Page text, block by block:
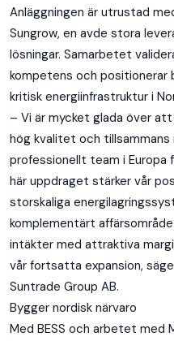
Anläggningen är utrustad
Sungrow, en avde stora
lösningar. Samarbetet
kompetens och
kritisk energiinfrastruktur i
– Vi är mycket glada över
hög kvalitet och
professionellt team i Europa
här uppdraget stärker vår
storskaliga
komplementärt
intäkter med attraktiva
vår fortsatta expansion,
Suntrade Group AB.
Bygger nordisk närvaro
Med BESS och arbetet med